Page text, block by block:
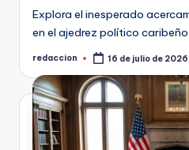
Explora el inesperado
en el ajedrez político caribeño.
Publicado
redaccion 16 de julio de 2026